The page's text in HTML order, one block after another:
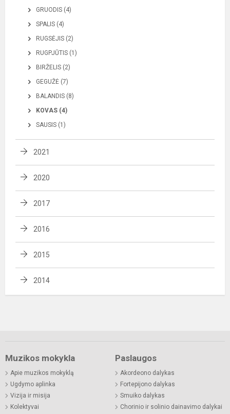
GRUODIS (4)
SPALIS (4)
RUGSĖJIS (2)
RUGPJŪTIS (1)
BIRŽELIS (2)
GEGUŽĖ (7)
BALANDIS (8)
KOVAS (4)
SAUSIS (1)
2021
2020
2017
2016
2015
2014
Muzikos mokykla
Apie muzikos mokyklą
Ugdymo aplinka
Vizija ir misija
Kolektyvai
Paslaugos
Akordeono dalykas
Fortepijono dalykas
Smuiko dalykas
Chorinio ir solinio dainavimo dalykai